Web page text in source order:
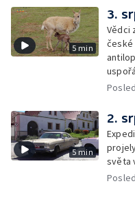
5 min
3.
Vědci
české
5 min
2.
světa